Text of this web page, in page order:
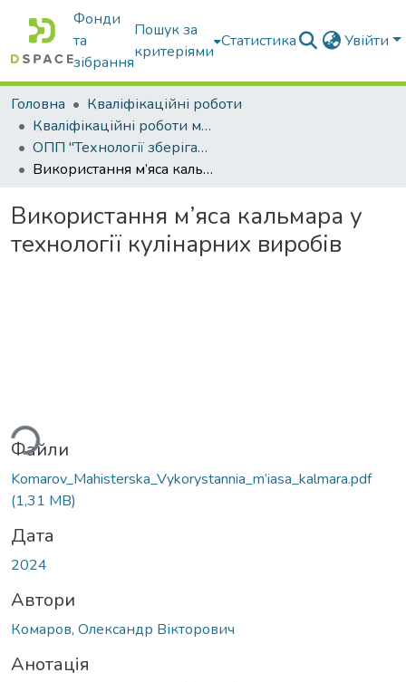
Фонди
та
зібрання
Пошук за
критеріями
Статистика Увійти
Головна
Кваліфікаційні роботи
Кваліфікаційні роботи магістрів
ОПП "Технології зберігання та переробки водних біоресурсів"
Використання м’яса кальмара у технології кулінарних виробів
Використання м’яса кальмара у
технології кулінарних виробів
Файли
Komarov_Mahisterska_Vykorystannia_m’iasa_kalmara.pdf
(1,31 MB)
Дата
2024
Автори
Комаров, Олександр Вікторович
Анотація